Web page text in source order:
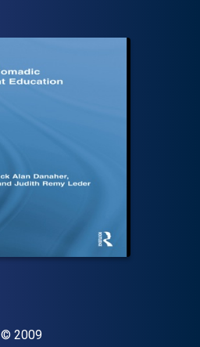
Copyright
© 2009